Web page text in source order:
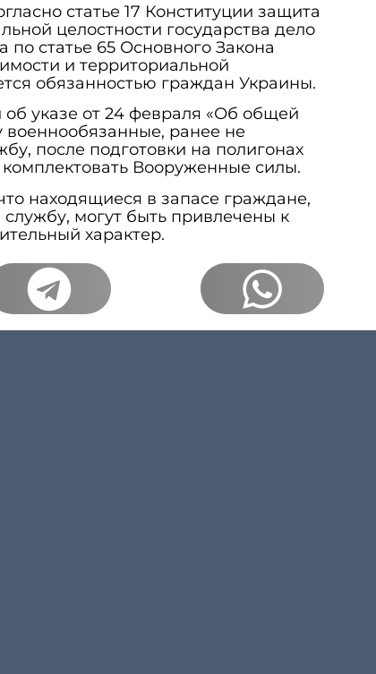
статье 17 Конституции защита
целостности государства дело
по статье 65 Основного Закона
и территориальной
обязанностью граждан Украины.
указе от 24 февраля «Об общей
ранее не
после подготовки на полигонах
Вооруженные силы.
находящиеся в запасе граждане,
могут быть привлечены к
характер.